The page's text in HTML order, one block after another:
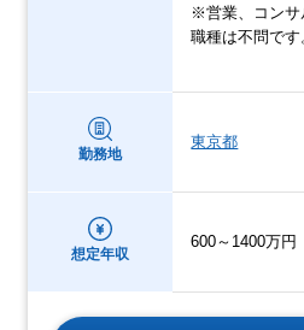
※営業、コンサ
職種は不問です
勤務地
東京都
想定年収
600～1400万円